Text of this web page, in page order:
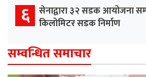
६ सेनाद्वारा ३२ सडक आयोजना
किलोमिटर सडक निर्माण
सम्वन्धित समाचार